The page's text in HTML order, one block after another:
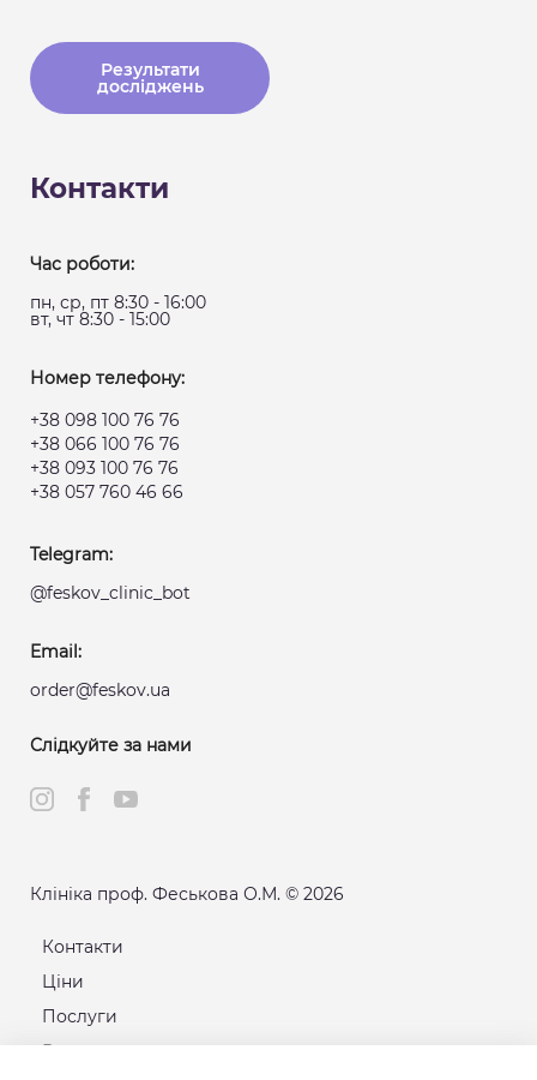
Результати
досліджень
Контакти
Час роботи:
пн, ср, пт 8:30 - 16:00
вт, чт 8:30 - 15:00
Номер телефону:
+38 098 100 76 76
+38 066 100 76 76
+38 093 100 76 76
+38 057 760 46 66
Telegram:
@feskov_clinic_bot
Email:
order@feskov.ua
Слідкуйте за нами
Клініка проф. Феськова О.М. © 2026
Контакти
Ціни
Послуги
Розклад